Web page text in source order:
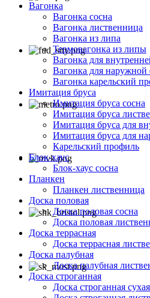
Вагонка
Вагонка сосна
Вагонка лиственница
Вагонка из липа
Термовагонка из липы
Вагонка для
Вагонка для наружной
Вагонка карельский
Имитация бруса
Имитация бруса сосна
Имитация бруса
Имитация бруса для
Имитация бруса для
Карельский профиль
Блок-хаус
Блок-хаус сосна
Планкен
Планкен лиственница
Доска половая
Доска половая сосна
Доска половая
Доска террасная
Доска террасная
Доска палубная
Доска палубная
Доска строганная
Доска строганная